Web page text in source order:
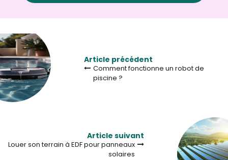
Article précédent
Comment fonctionne un robot de
piscine ?
Article suivant
Louer son terrain à EDF pour panneaux
solaires